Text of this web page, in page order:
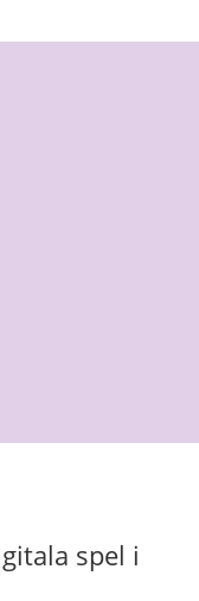
spel i